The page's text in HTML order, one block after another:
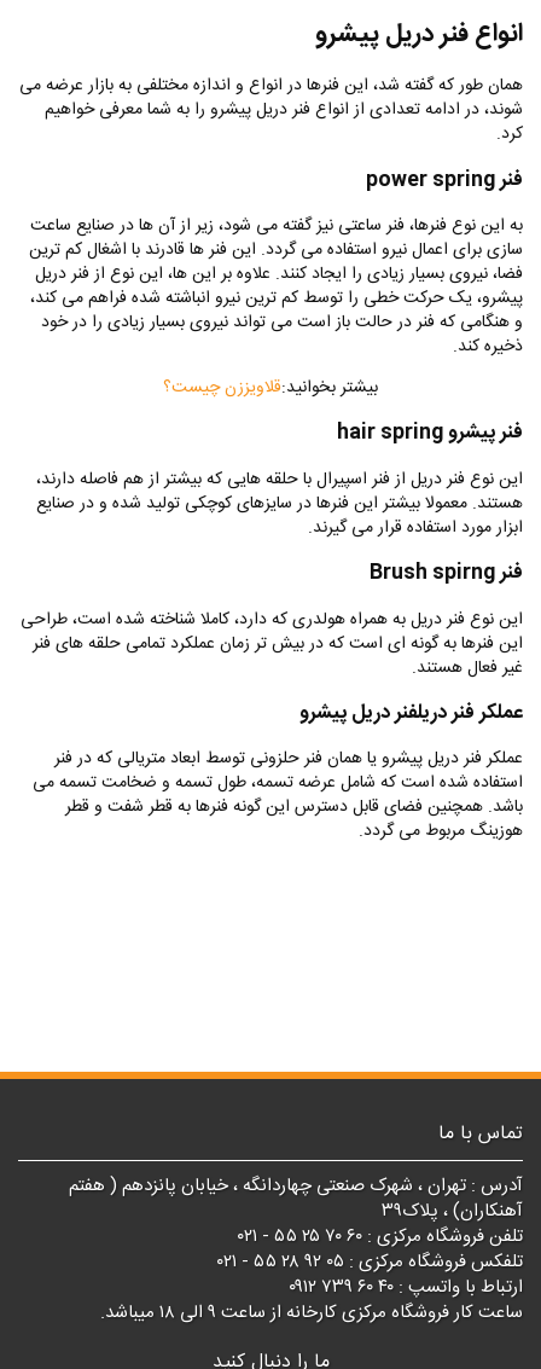
انواع فنر دریل پیشرو
همان طور که گفته شد، این فنرها در انواع و اندازه مختلفی به بازار عرضه می
شوند، در ادامه تعدادی از انواع فنر دریل پیشرو را به شما معرفی خواهیم
کرد.
فنرpower spring
به این نوع فنرها، فنر ساعتی نیز گفته می شود، زیر از آن ها در صنایع ساعت
سازی برای اعمال نیرو استفاده می گردد. این فنر ها قادرند با اشغال کم ترین
فضا، نیروی بسیار زیادی را ایجاد کنند. علاوه بر این ها، این نوع از فنر دریل
پیشرو، یک حرکت خطی را توسط کم ترین نیرو انباشته شده فراهم می کند،‌
و هنگامی که فنر در حالت باز است‌ می تواند نیروی بسیار زیادی را در خود
ذخیره کند.
بیشتر بخوانید:قلاویززن چیست؟
فنر پیشروhair spring
این نوع فنر دریل از فنر اسپیرال با حلقه هایی که بیشتر از هم فاصله دارند،
هستند. معمولا بیشتر این فنرها در سایزهای کوچکی تولید شده و در صنایع
ابزار مورد استفاده قرار می گیرند.
فنرBrush spirng
این نوع فنر دریل به همراه هولدری که دارد، کاملا شناخته شده است، طراحی
این فنرها به گونه ای است که در بیش تر زمان عملکرد تمامی حلقه های فنر
غیر فعال هستند‌.
عملکر فنر دریلفنر دریل پیشرو
عملکر فنر دریل پیشرو یا همان فنر حلزونی توسط ابعاد متریالی که در فنر
استفاده شده است که شامل عرضه تسمه، طول تسمه و ضخامت تسمه می
باشد. همچنین فضای قابل دسترس این گونه فنرها به قطر شفت و قطر
هوزینگ مربوط می گردد.
تماس با ما
آدرس : تهران ، شهرک صنعتی چهاردانگه ، خیابان پانزدهم ( هفتم
آهنکاران) ، پلاک۳۹
تلفن فروشگاه مرکزی : ۶۰ ۷۰ ۲۵ ۵۵ - ۰۲۱
تلفکس فروشگاه مرکزی : ۰۵ ۹۲ ۲۸ ۵۵ - ۰۲۱
ارتباط با واتسپ : ۴۰ ۶۰ ۷۳۹ ۰۹۱۲
ساعت کار فروشگاه مرکزی کارخانه از ساعت ۹ الی ۱۸ میباشد.
ما را دنبال کنید